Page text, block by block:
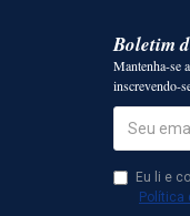
Boletim
Mantenha-se
inscrevendo-
Eu li e
Política